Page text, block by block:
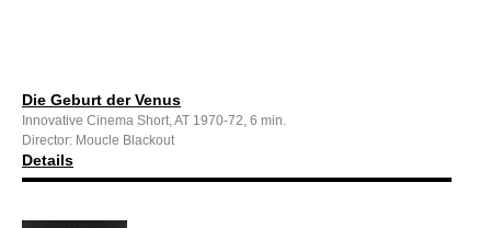
Die Geburt der Venus
Innovative Cinema Short, AT 1970-72, 6 min.
Director: Moucle Blackout
Details